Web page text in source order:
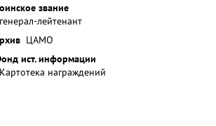
звание
генерал-лейтенант
ЦАМО
ист. информации
Картотека награждений